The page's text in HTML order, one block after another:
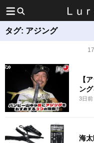
タグ: アジング
【
ン
3日前
海